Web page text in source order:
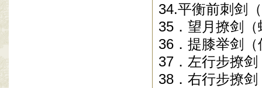
34.平衡前刺剑
35 ．望月撩剑
36 ．提膝举剑
37 ．左行步撩
38 ．右行步撩